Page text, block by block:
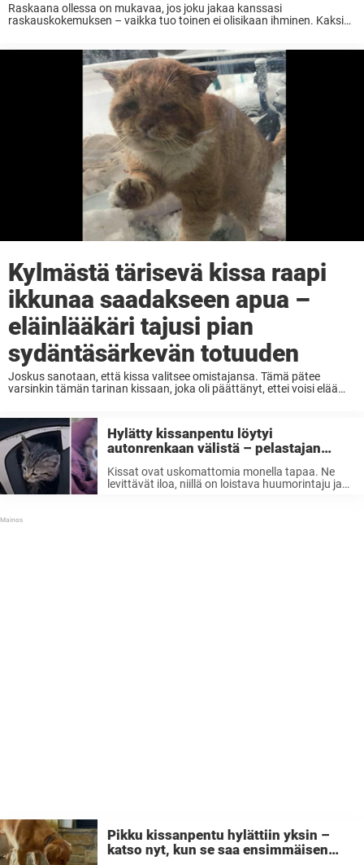
Raskaana ollessa on mukavaa, jos joku jakaa kanssasi
raskauskokemuksen – vaikka tuo toinen ei olisikaan ihminen. Kaksi
Kylmästä tärisevä kissa raapi
ikkunaa saadakseen apua –
eläinlääkäri tajusi pian
sydäntäsärkevän totuuden
Joskus sanotaan, että kissa valitsee omistajansa. Tämä pätee
varsinkin tämän tarinan kissaan, joka oli päättänyt, ettei voisi elää
tassuillaan hänen ... Hylätty kissanpentu löytyi
autonrenkaan välistä – pelastajan
Kissat ovat uskomattomia monella tapaa. Ne
levittävät iloa, niillä on loistava huumorintaju ja
Pikku kissanpentu hylättiin yksin –
katso nyt, kun se saa ensimmäisen